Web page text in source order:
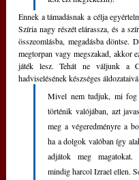
Ennek a támadásnak a célja
Szíria nagy részét elárassza, és a
összeomlásba, megadásba döntse.
megtorpan vagy megszakad, akkor
játék lesz. Tehát ne váljunk a
hadviselésének készséges áldozataivá.
Mivel nem tudjuk, mi
történik valójában, azt
meg a végeredményre a
ha a dolgok valóban így
adjátok meg
mindig harcol Izrael ellen.